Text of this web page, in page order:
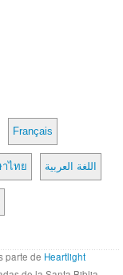
Français
ไทย اللغة العربية
parte de Heartlight